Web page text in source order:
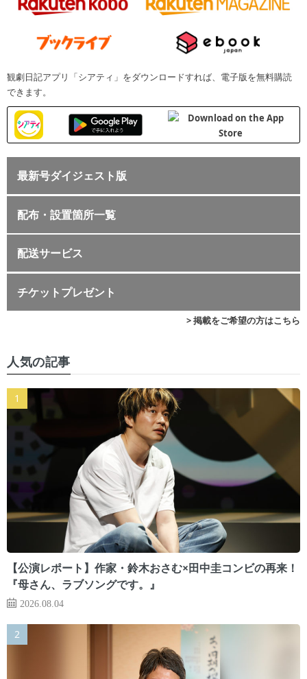
観劇日記アプリ「シアティ」をダウンロードすれば、電子版を無料購読
できます。
最新号ダイジェスト版
配布・設置箇所一覧
配送サービス
チケットプレゼント
> 掲載をご希望の方はこちら
人気の記事
【公演レポート】作家・鈴木おさむ×田中圭コンビの再来！
『母さん、ラブソングです。』
2026.08.04